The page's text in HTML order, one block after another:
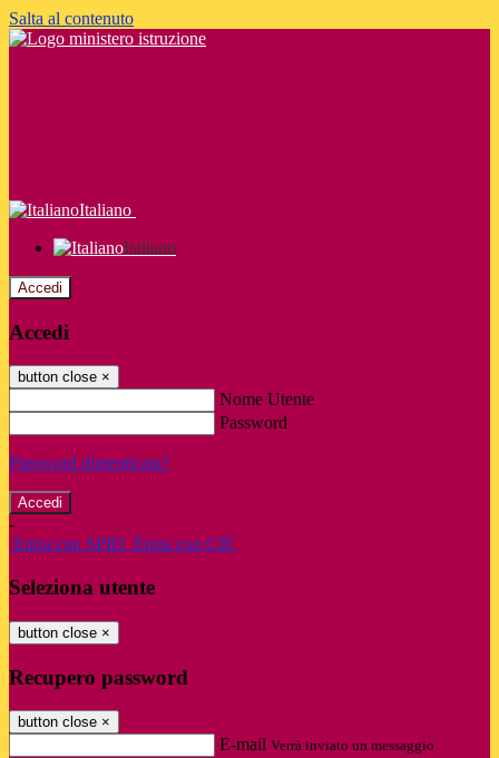
Salta al contenuto
Italiano
Italiano
Accedi
Accedi
button close ×
Nome Utente
Password
Password dimenticata?
-
Entra con SPID Entra con CIE
Seleziona utente
button close ×
Recupero password
button close ×
E-mail Verrà inviato un messaggio